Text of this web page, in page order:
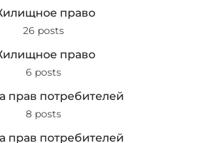
право
26 posts
право
6 posts
прав потребителей
8 posts
прав потребителей